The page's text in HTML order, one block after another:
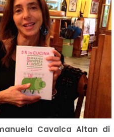
Cavalca Altan di